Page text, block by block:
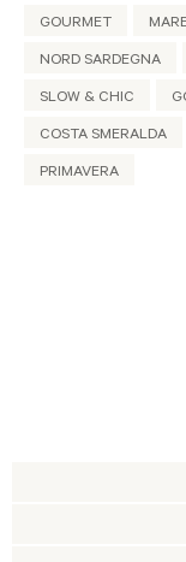
GOURMET
NORD SARDEGNA
SLOW & CHIC
COSTA SMERALDA
PRIMAVERA